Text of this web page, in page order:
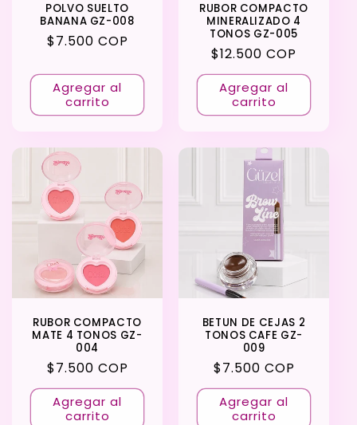
POLVO SUELTO
BANANA GZ-008
Precio
$7.500 COP
Agregar al
carrito
RUBOR COMPACTO
MINERALIZADO 4
TONOS GZ-005
Precio
habitual
$12.500 COP
Agregar al
carrito
RUBOR COMPACTO
MATE 4 TONOS GZ-
004
Precio
habitual
$7.500 COP
Agregar al
carrito
BETUN DE CEJAS 2
TONOS CAFE GZ-
009
Precio
habitual
$7.500 COP
Agregar al
carrito